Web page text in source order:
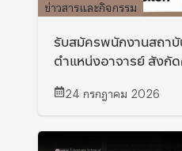
ข่าวสารและกิจกรรม
รับสมัครพนักงานสถา
ตำแหน่งอาจารย์ สังกั
24 กรกฎาคม 2026